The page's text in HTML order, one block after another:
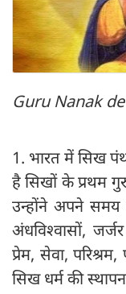
Guru Nanak
1. भारत में सिख
है सिखों के प्रथम
उन्होंने अपने समय
अंधविश्वासों,
प्रेम, सेवा,
सिख धर्म की